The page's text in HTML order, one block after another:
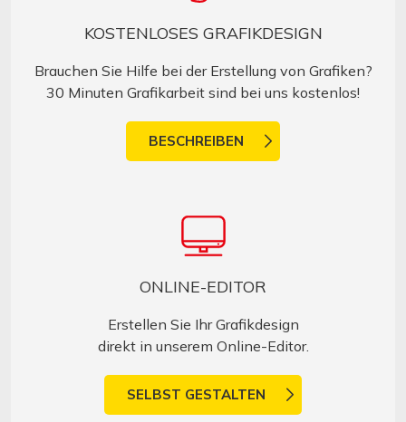
KOSTENLOSES GRAFIKDESIGN
Brauchen Sie Hilfe bei der Erstellung von Grafiken?
30 Minuten Grafikarbeit sind bei uns kostenlos!
BESCHREIBEN
ONLINE-EDITOR
Erstellen Sie Ihr Grafikdesign
direkt in unserem Online-Editor.
SELBST GESTALTEN